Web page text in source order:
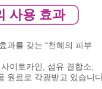
사용 효과
과를 갖는 “천혜의 피부
이토카인, 섬유 결합소,
원료로 각광받고 있습니